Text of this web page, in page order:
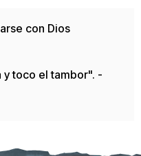
con Dios
y toco el tambor". -